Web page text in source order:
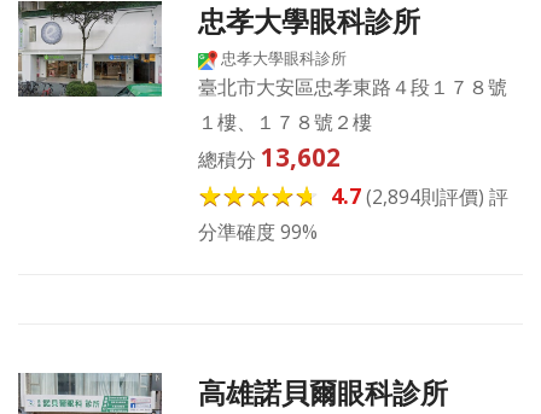
忠孝大學眼科診所
忠孝大學眼科診所
臺北市大安區忠孝東路４段１７８號
１樓、１７８號２樓
總積分 13,602
4.7(2,894則評價) 評
分準確度 99%
高雄諾貝爾眼科診所